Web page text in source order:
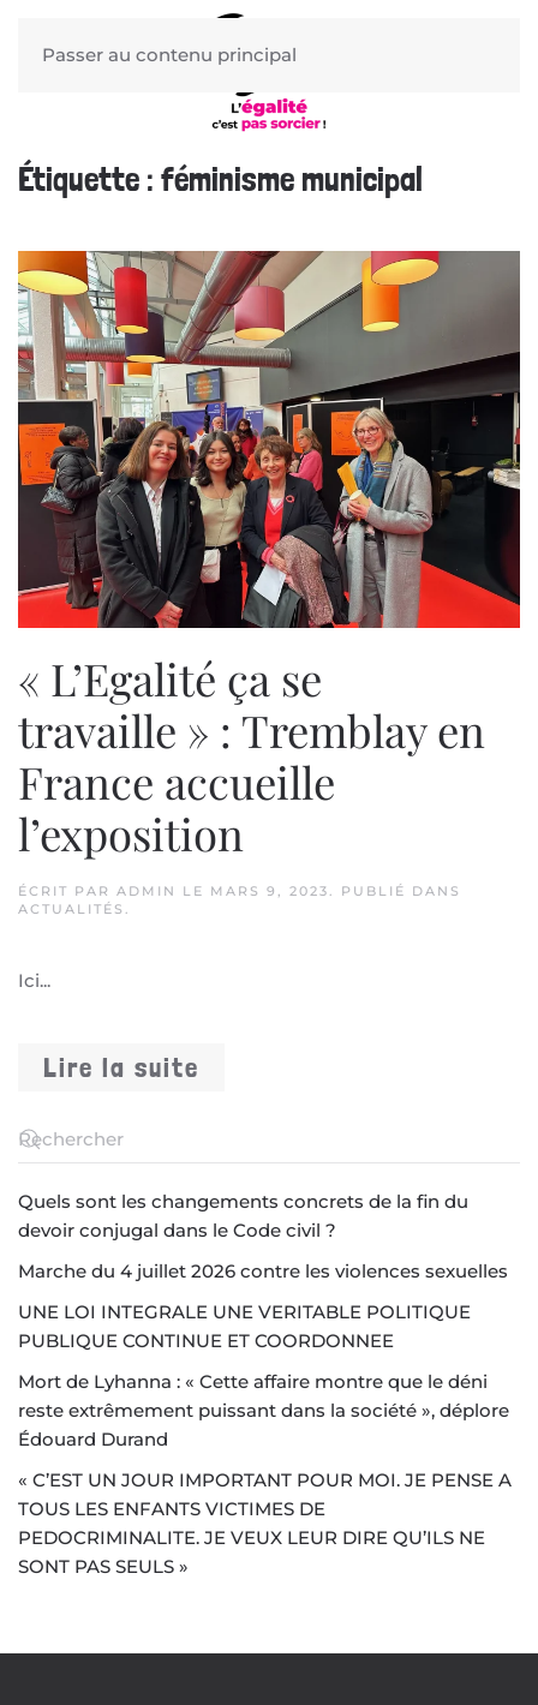
Passer au contenu principal
Étiquette : féminisme municipal
« L’Egalité ça se
travaille » : Tremblay en
France accueille
l’exposition
ÉCRIT PAR ADMIN LE MARS 9, 2023
. PUBLIÉ DANS
ACTUALITÉS
Ici...
Lire la suite
Quels sont les changements concrets de la fin du
devoir conjugal dans le Code civil ?
Marche du 4 juillet 2026 contre les violences sexuelles
UNE LOI INTEGRALE UNE VERITABLE POLITIQUE
PUBLIQUE CONTINUE ET COORDONNEE
Mort de Lyhanna : « Cette affaire montre que le déni
reste extrêmement puissant dans la société », déplore
Édouard Durand
« C’EST UN JOUR IMPORTANT POUR MOI. JE PENSE A
TOUS LES ENFANTS VICTIMES DE
PEDOCRIMINALITE. JE VEUX LEUR DIRE QU’ILS NE
SONT PAS SEULS »